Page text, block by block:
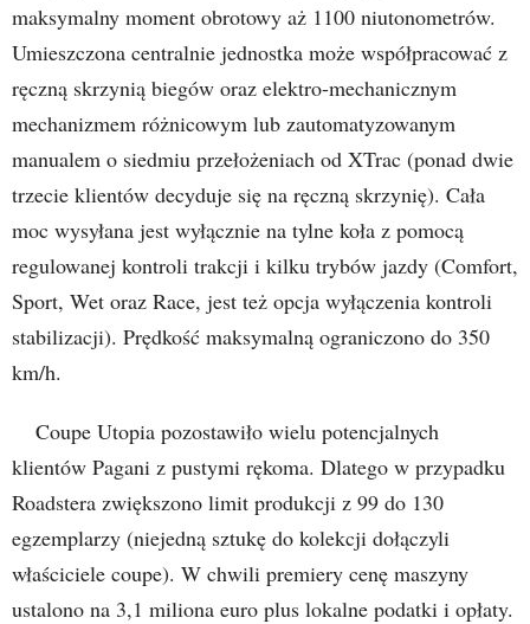
maksymalny moment obrotowy aż 1100 niutonometrów.
Umieszczona centralnie jednostka może współpracować z
ręczną skrzynią biegów oraz elektro-mechanicznym
mechanizmem różnicowym lub zautomatyzowanym
manualem o siedmiu przełożeniach od XTrac (ponad dwie
trzecie klientów decyduje się na ręczną skrzynię). Cała
moc wysyłana jest wyłącznie na tylne koła z pomocą
regulowanej kontroli trakcji i kilku trybów jazdy (Comfort,
Sport, Wet oraz Race, jest też opcja wyłączenia kontroli
stabilizacji). Prędkość maksymalną ograniczono do 350
km/h.
Coupe Utopia pozostawiło wielu potencjalnych
klientów Pagani z pustymi rękoma. Dlatego w przypadku
Roadstera zwiększono limit produkcji z 99 do 130
egzemplarzy (niejedną sztukę do kolekcji dołączyli
właściciele coupe). W chwili premiery cenę maszyny
ustalono na 3,1 miliona euro plus lokalne podatki i opłaty.